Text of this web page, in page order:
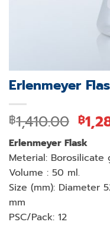
Erlenmeyer
฿1,410.00
price
was:
฿
฿
Erlenmeyer Flask
Meterial: Borosilicate
Volume : 50 ml.
Size (mm): Diameter
mm
PSC/Pack: 12